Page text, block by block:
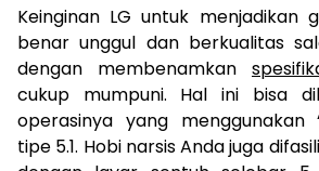
Keinginan LG untuk menjadikan
benar unggul dan berkualitas
dengan membenamkan
cukup mumpuni. Hal ini bisa
operasinya yang menggunakan
tipe 5.1. Hobi narsis Anda juga